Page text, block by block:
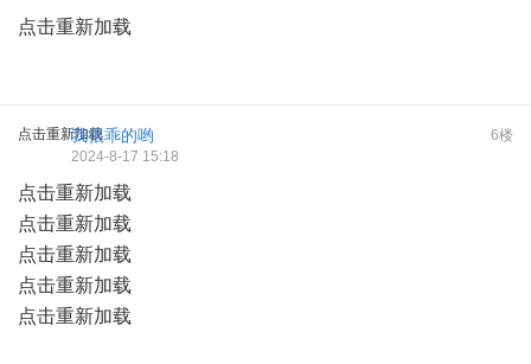
点击重新加载
点击重新加载 6楼
我很乖的哟
2024-8-17 15:18
点击重新加载
点击重新加载
点击重新加载
点击重新加载
点击重新加载